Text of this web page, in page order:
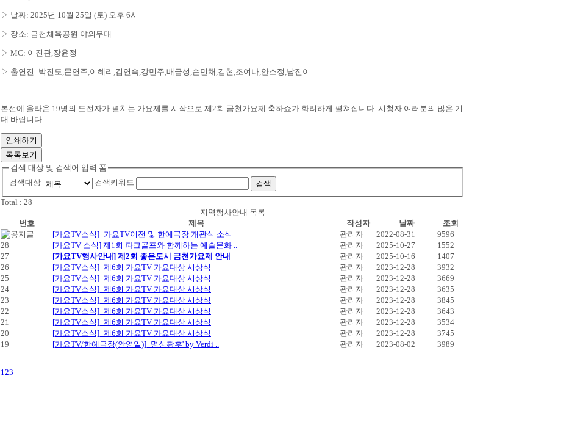
▷ 날짜: 2025년 10월 25일 (토) 오후 6시
▷ 장소: 금천체육공원 야외무대
▷ MC: 이진관,장윤정
▷ 출연진: 박진도,문연주,이혜리,김연숙,강민주,배금성,손민채,김현,조여나,안소정,남진이
본선에 올라온 19명의 도전자가 펼치는 가요제를 시작으로 제2회 금천가요제 축하쇼가 화려하게 펼쳐집니다. 시청자 여러분의 많은 기
대 바랍니다.
인쇄하기
목록보기
검색 대상 및 검색어 입력 폼
검색대상
검색키워드 검색
Total : 28
지역행사안내 목록
번호
제목 작성자 날짜
조회
[가요TV소식]_가요TV이전 및 한예극장 개관식 소식
관리자 2022-08-31
9596
28
[가요TV 소식] 제1회 파크골프와 함께하는 예술문화 .. 관리자 2025-10-27
1552
27
[가요TV행사안내] 제2회 좋은도시 금천가요제 안내 관리자 2025-10-16
1407
26
[가요TV소식]_제6회 가요TV 가요대상 시상식 관리자 2023-12-28
3932
25
[가요TV소식]_제6회 가요TV 가요대상 시상식 관리자 2023-12-28
3669
24
[가요TV소식]_제6회 가요TV 가요대상 시상식 관리자 2023-12-28
3635
23
[가요TV소식]_제6회 가요TV 가요대상 시상식 관리자 2023-12-28
3845
22
[가요TV소식]_제6회 가요TV 가요대상 시상식 관리자 2023-12-28
3643
21
[가요TV소식]_제6회 가요TV 가요대상 시상식 관리자 2023-12-28
3534
20
[가요TV소식]_제6회 가요TV 가요대상 시상식 관리자 2023-12-28
3745
19
[가요TV/한예극장(안영일)]_명성황후' by Verdi .. 관리자 2023-08-02 3989
1 23